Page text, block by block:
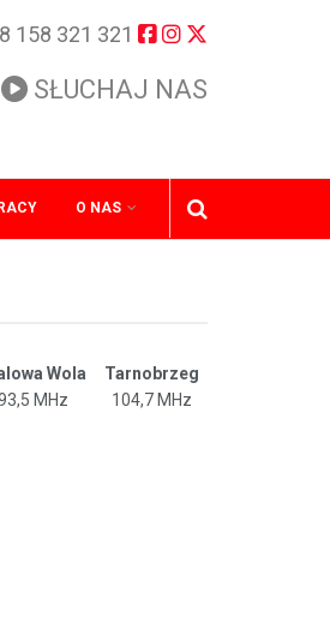
158 321 321
SŁUCHAJ NAS
O NAS
Wola
Tarnobrzeg
MHz 104,7 MHz